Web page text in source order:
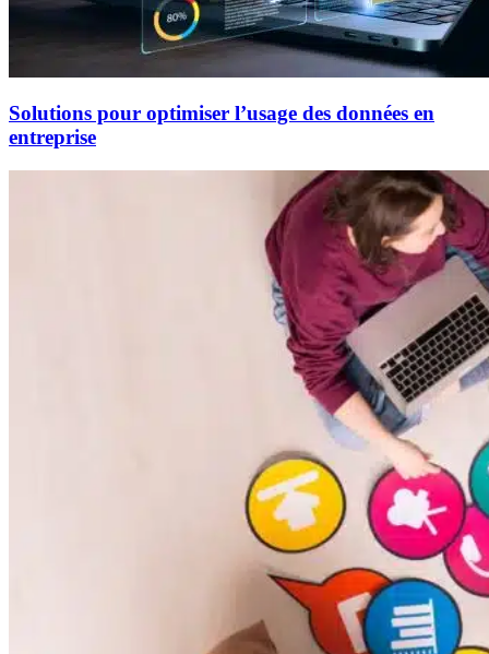
Solutions pour optimiser l’usage des données en
entreprise